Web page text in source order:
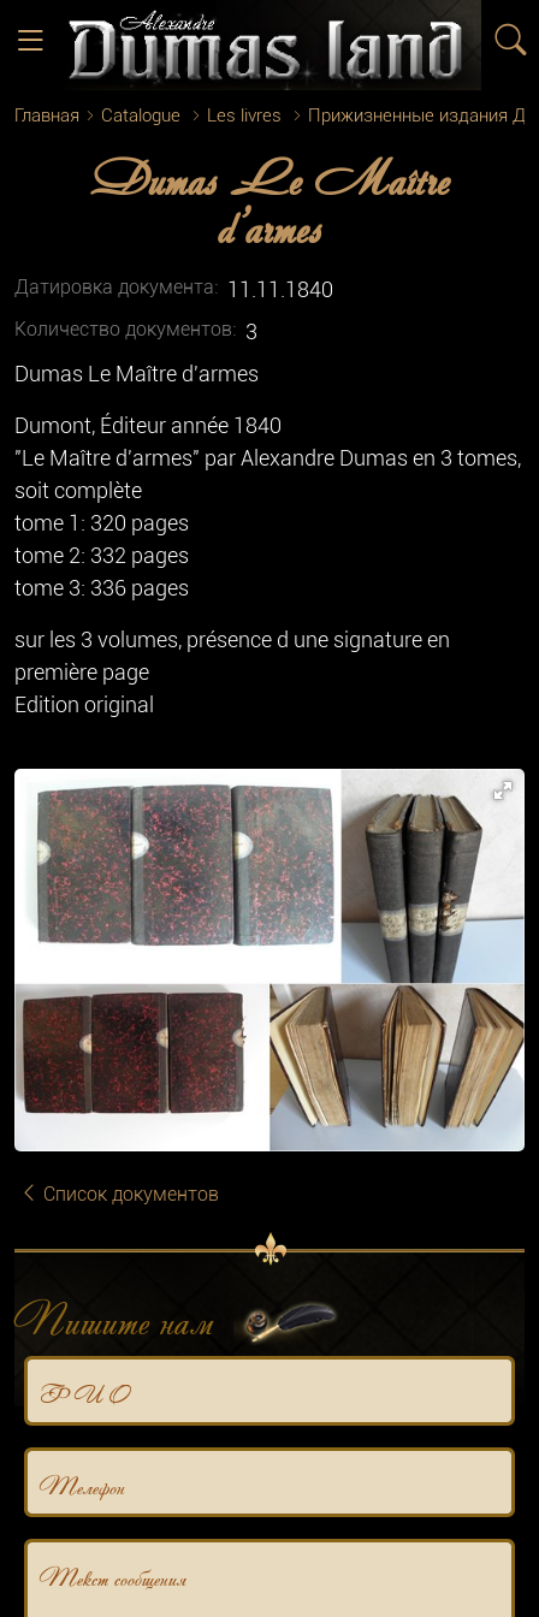
Главная Catalogue Les livres Прижизненные издания
Dumas Le Maître
d'armes
Датировка документа: 11.11.1840
Количество документoв: 3
Dumas Le Maître d'armes
Dumont, Éditeur année 1840
"Le Maître d'armes" par Alexandre Dumas en 3 tomes,
soit complète
tome 1: 320 pages
tome 2: 332 pages
tome 3: 336 pages
sur les 3 volumes, présence d une signature en
première page
Edition original
Список документов
Пишите нам
Ф И О
Телефон
Текст сообщения